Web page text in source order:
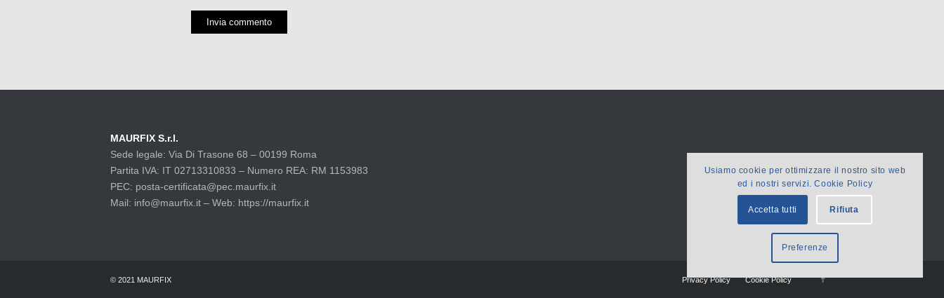
MAURFIX S.r.l.
Sede legale: Via Di Trasone 68 – 00199 Roma
Partita IVA: IT 02713310833 – Numero REA: RM 1153983
PEC: posta-certificata@pec.maurfix.it
Mail: info@maurfix.it – Web: https://maurfix.it
© 2021 MAURFIX Privacy Policy Cookie Policy
Usiamo cookie per ottimizzare il nostro sito web
ed i nostri servizi. Cookie Policy
Accetta tutti Rifiuta
Preferenze